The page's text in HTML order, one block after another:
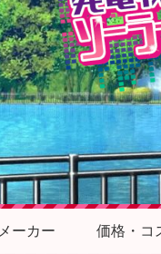
メーカー 価格・コ